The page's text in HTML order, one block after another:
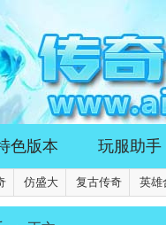
色版本 玩服助手
仿盛大 复古传奇 英雄